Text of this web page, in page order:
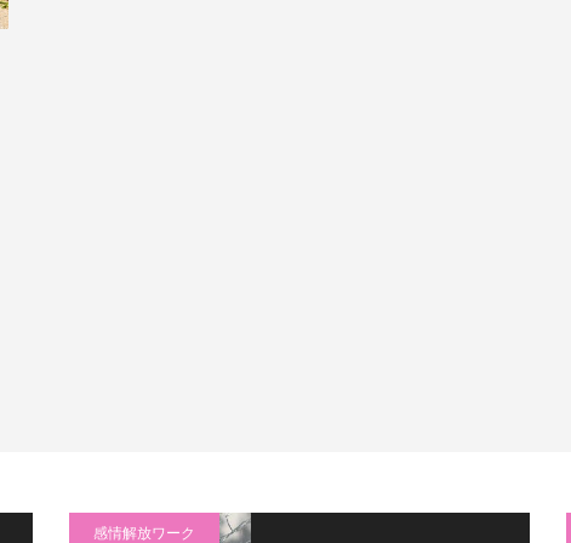
感情解放ワーク